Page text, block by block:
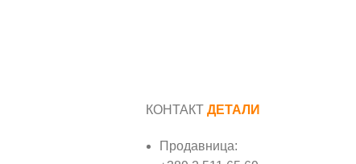
КОНТАКТ ДЕТАЛИ
Продавница: